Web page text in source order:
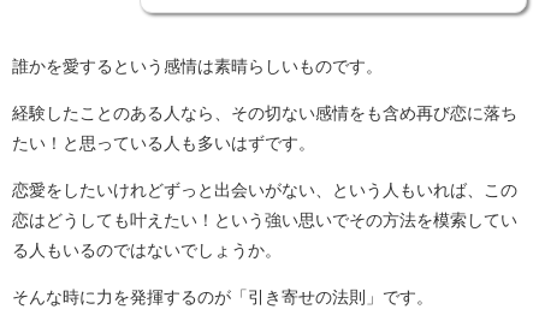
誰かを愛するという感情は素晴らしいものです。
経験したことのある人なら、その切ない感情をも含め再び恋に落ち
たい！と思っている人も多いはずです。
恋愛をしたいけれどずっと出会いがない、という人もいれば、この
恋はどうしても叶えたい！という強い思いでその方法を模索してい
る人もいるのではないでしょうか。
そんな時に力を発揮するのが「引き寄せの法則」です。